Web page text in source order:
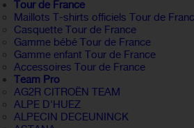
Tour de France
Maillots T-shirts officiels Tour de
Casquette Tour de France
Gamme bébé Tour de France
Gamme enfant Tour de France
Accessoires Tour de France
Team Pro
AG2R CITROËN TEAM
ALPE D'HUEZ
ALPECIN DECEUNINCK